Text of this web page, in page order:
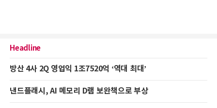
Headline
방산 4사 2Q 영업익 1조7520억 ‘역대 최대’
낸드플래시, AI 메모리 D램 보완책으로 부상